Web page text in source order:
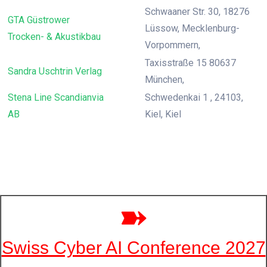
GTA Güstrower
Trocken- & Akustikbau
Schwaaner Str. 30, 18276
Lüssow, Mecklenburg-
Vorpommern,
Sandra Uschtrin Verlag
Taxisstraße 15 80637
München,
Stena Line Scandianvia
AB
Schwedenkai 1 , 24103,
Kiel, Kiel